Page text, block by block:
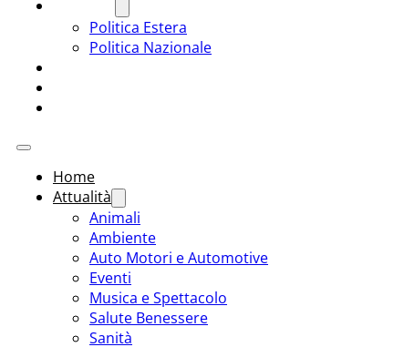
Politica Estera
Politica Nazionale
Home
Attualità
Animali
Ambiente
Auto Motori e Automotive
Eventi
Musica e Spettacolo
Salute Benessere
Sanità